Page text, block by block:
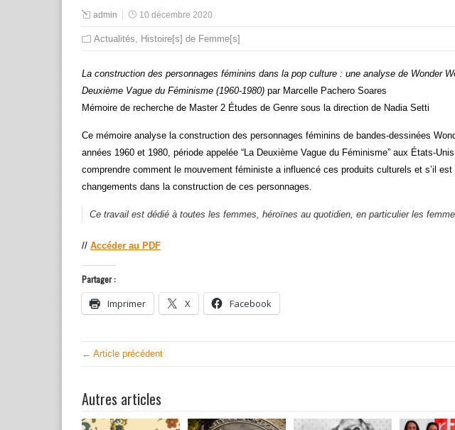
admin 10 décembre 2020
Actualités, Histoire[s] de Femme[s]
La construction des personnages féminins dans la pop culture : une analyse de Wonder
Deuxième Vague du Féminisme (1960-1980) par Marcelle Pachero Soares
Mémoire de recherche de Master 2 Études de Genre sous la direction de Nadia Setti
Ce mémoire analyse la construction des personnages féminins de bandes-dessinées
années 1960 et 1980, période appelée “La Deuxième Vague du Féminisme” aux États-
comprendre comment le mouvement féministe a influencé ces produits culturels et s’il est
changements dans la construction de ces personnages.
Ce travail est dédié à toutes les femmes, héroïnes au quotidien, en particulier les
// Accéder au PDF
Partager :
Imprimer X Facebook
← Article précédent
Autres articles